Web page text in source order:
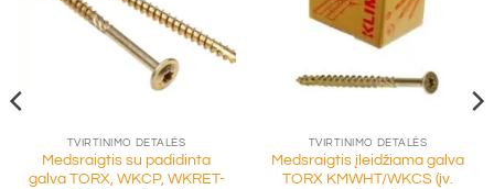
TVIRTINIMO DETALĖS
Medsraigtis su padidinta
galva TORX, WKCP, WKRET-
TVIRTINIMO DETALĖS
Medsraigtis įleidžiama galva
TORX KMWHT/WKCS (įv.